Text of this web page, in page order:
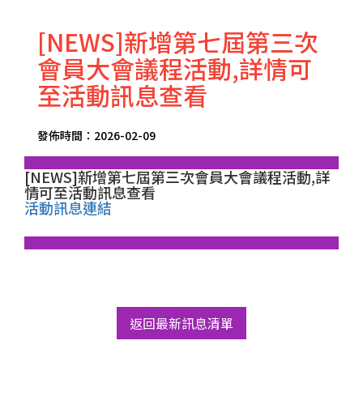
[NEWS]新增第七屆第三次
會員大會議程活動,詳情可
至活動訊息查看
發佈時間：2026-02-09
[NEWS]新增第七屆第三次會員大會議程活動,詳
情可至活動訊息查看
活動訊息連結
返回最新訊息清單